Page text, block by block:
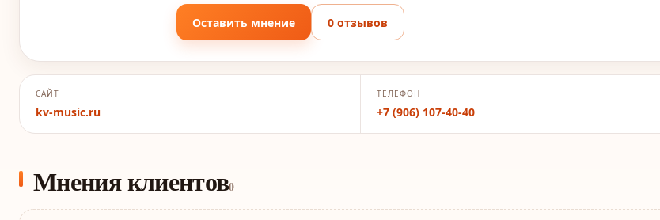
Оставить мнение 0 отзывов
САЙТ
kv-music.ru
ТЕЛЕФОН
+7 (906) 107-40-40
Мнения клиентов0